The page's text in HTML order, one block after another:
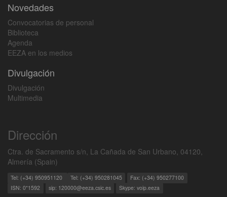
Novedades
Convocatorias de personal
Biblioteca
Agenda
EEZA en los medios
Divulgación
Divulgación
Multimedia
Dirección
Ctra. de Sacramento s/n, La Cañada de San Urbano, 04120,
Almería (Spain)
Tel: (+34) 950951120 Tel: (+34) 950281045
Fax: (+34) 950277100
ISN: 0*1592
sip: 120000@eeza.csic.es Skype: voip.eeza